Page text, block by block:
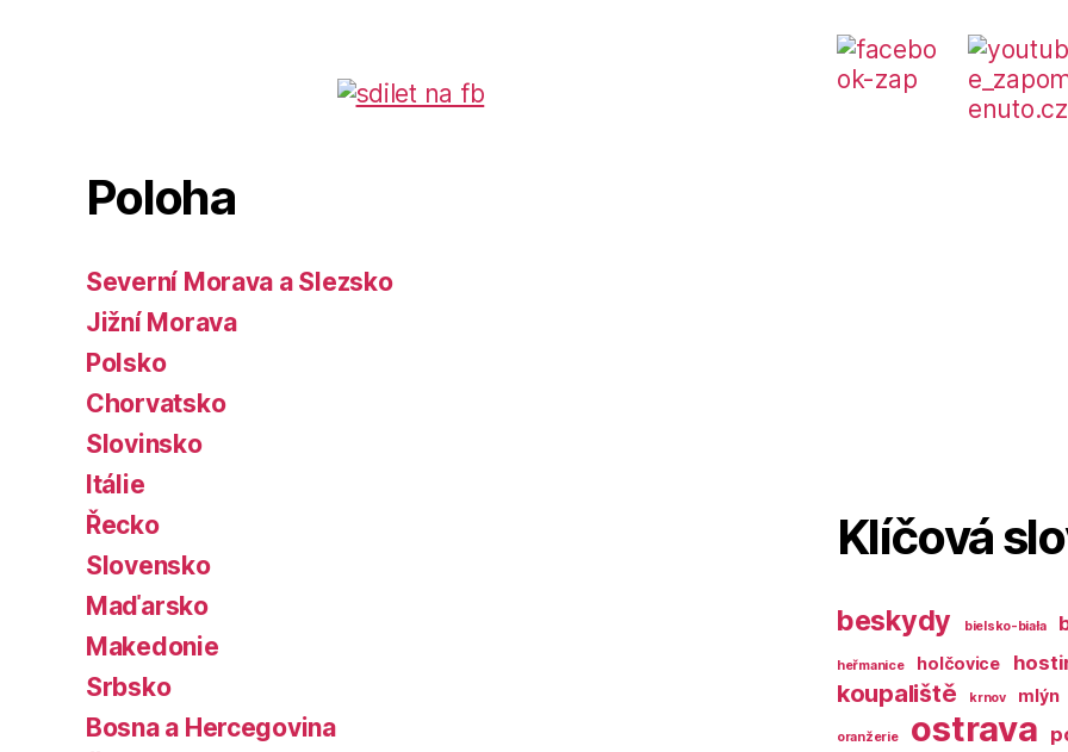
Poloha
Severní Morava a Slezsko
Jižní Morava
Polsko
Chorvatsko
Slovinsko
Itálie
Řecko
Slovensko
Maďarsko
Makedonie
Srbsko
Bosna a Hercegovina
Klíčová
beskydy bielsko-biała
heřmanice holčovice
koupaliště krnov mlýn
oranžerie ostrava